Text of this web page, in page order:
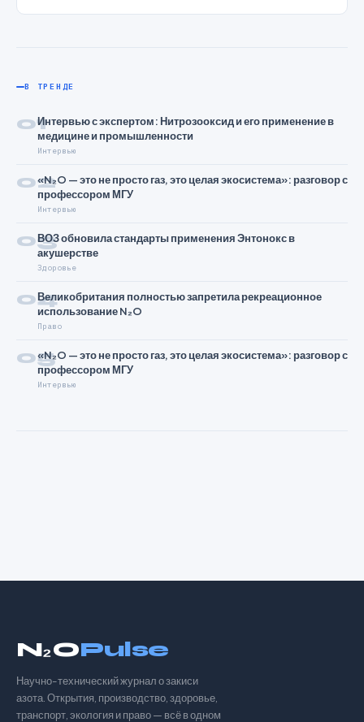
В ТРЕНДЕ
01Интервью с экспертом: Нитрозооксид и его применение в
медицине и промышленности
Интервью
02«N₂O — это не просто газ, это целая экосистема»: разговор с
профессором МГУ
Интервью
03ВОЗ обновила стандарты применения Энтонокс в
акушерстве
Здоровье
04Великобритания полностью запретила рекреационное
использование N₂O
Право
05«N₂O — это не просто газ, это целая экосистема»: разговор с
профессором МГУ
Интервью
N₂OPulse
Научно-технический журнал о закиси
азота. Открытия, производство, здоровье,
транспорт, экология и право — всё в одном